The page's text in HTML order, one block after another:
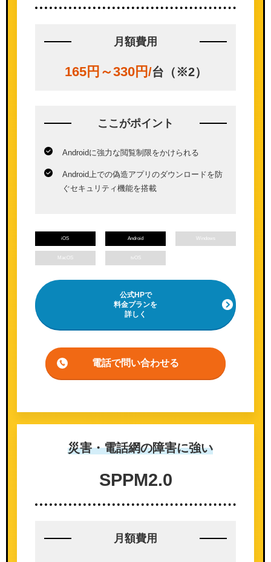
月額費用
165円～330円/台（※2）
ここがポイント
Androidに強力な閲覧制限をかけられる
Android上での偽造アプリのダウンロードを防
ぐセキュリティ機能を搭載
iOS Android Windows
MacOS tvOS
公式HPで
料金プランを
詳しく
電話で問い合わせる
災害・電話網の障害に強い
SPPM2.0
月額費用